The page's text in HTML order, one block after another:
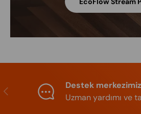
Previous
Destek
Uzman yardımı ve